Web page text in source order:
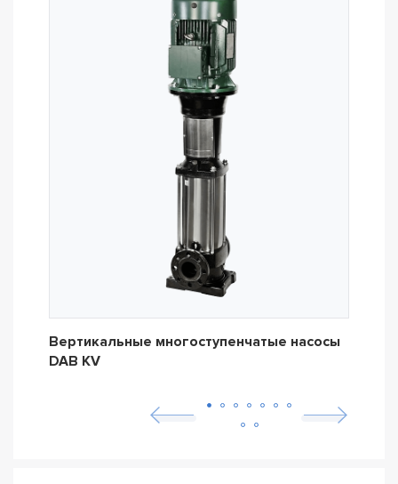
Вертикальные многоступенчатые насосы
DAB KV